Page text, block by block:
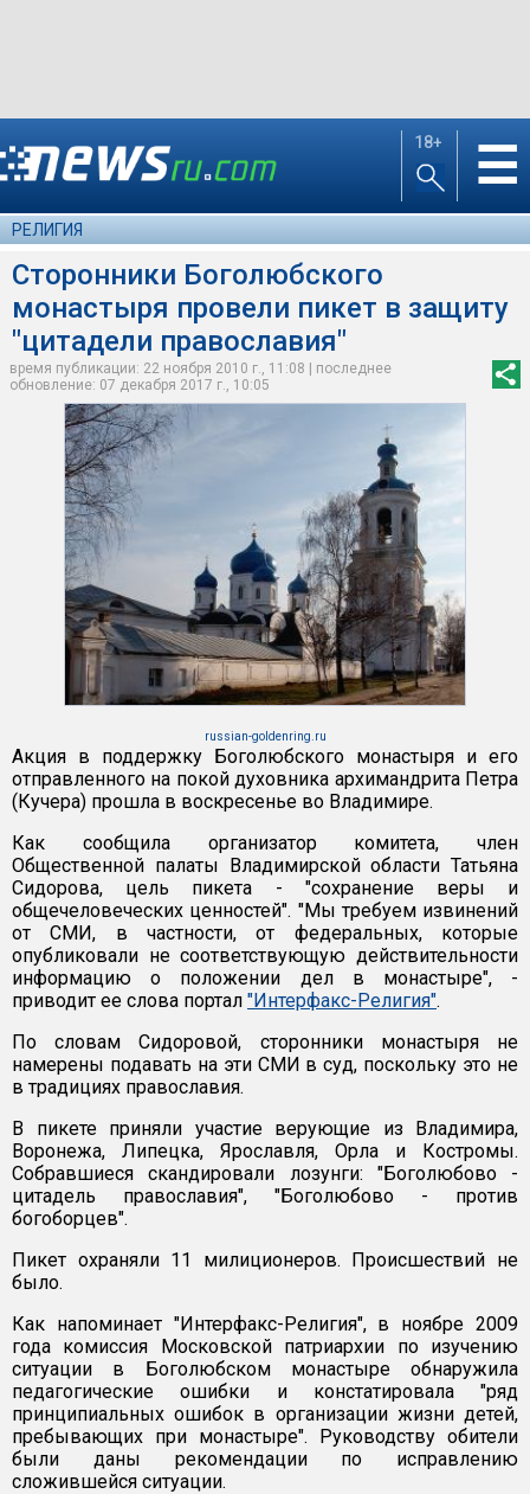
18+ ☰
РЕЛИГИЯ
Сторонники Боголюбского
монастыря провели пикет в защиту
"цитадели православия"
время публикации: 22 ноября 2010 г., 11:08 | последнее
обновление: 07 декабря 2017 г., 10:05
russian-goldenring.ru
Акция в поддержку Боголюбского монастыря и его
отправленного на покой духовника архимандрита Петра
(Кучера) прошла в воскресенье во Владимире.
Как сообщила организатор комитета, член
Общественной палаты Владимирской области Татьяна
Сидорова, цель пикета - "сохранение веры и
общечеловеческих ценностей". "Мы требуем извинений
от СМИ, в частности, от федеральных, которые
опубликовали не соответствующую действительности
информацию о положении дел в монастыре", -
приводит ее слова портал "Интерфакс-Религия".
По словам Сидоровой, сторонники монастыря не
намерены подавать на эти СМИ в суд, поскольку это не
в традициях православия.
В пикете приняли участие верующие из Владимира,
Воронежа, Липецка, Ярославля, Орла и Костромы.
Собравшиеся скандировали лозунги: "Боголюбово -
цитадель православия", "Боголюбово - против
богоборцев".
Пикет охраняли 11 милиционеров. Происшествий не
было.
Как напоминает "Интерфакс-Религия", в ноябре 2009
года комиссия Московской патриархии по изучению
ситуации в Боголюбском монастыре обнаружила
педагогические ошибки и констатировала "ряд
принципиальных ошибок в организации жизни детей,
пребывающих при монастыре". Руководству обители
были даны рекомендации по исправлению
сложившейся ситуации.